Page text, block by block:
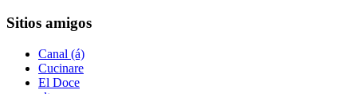
Sitios amigos
Canal (á)
Cucinare
El Doce